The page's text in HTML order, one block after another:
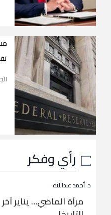
رأي وفكر
د. أحمد عبداللاه
مرآة الماضي… يناير آخر